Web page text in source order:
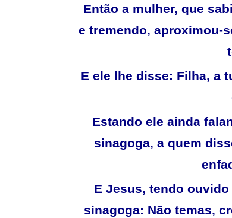
Então a mulher, que
e tremendo, aproximou-
E ele lhe disse: Filha, a
Estando ele ainda
sinagoga, a quem
E Jesus, tendo
sinagoga: Não temas,